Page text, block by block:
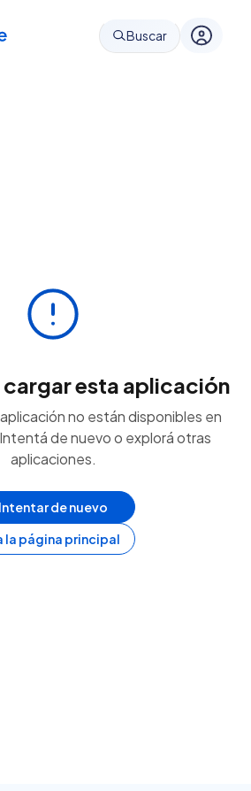
Buscar
esta aplicación
no están disponibles en
de nuevo o explorá otras
aplicaciones.
Intentar de nuevo
la página principal